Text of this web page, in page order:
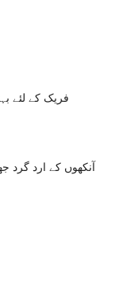
فریک کے لئے
آنکھوں کے ارد گرد